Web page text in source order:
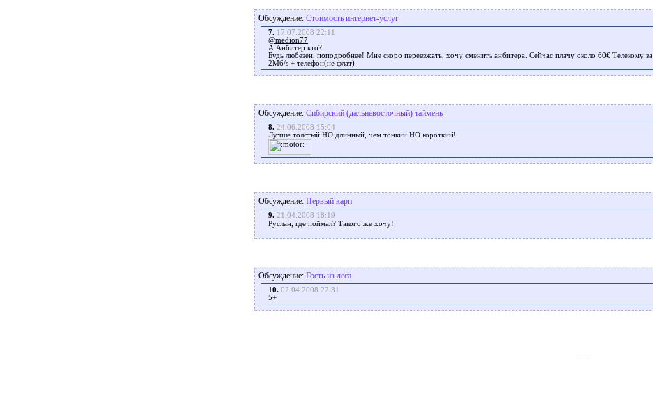
Обсуждение: Стоимость интернет-услуг
7. 17.07.2008 22:11
@medion77
А Анбитер кто?
Будь любезен, поподробнее! Мне скоро переезжать, хочу сменить анбитера. Сейчас плачу около 60€ Телекому за
2Мб/s + телефон(не флат)
Обсуждение: Сибирский (дальневосточный) таймень
8. 24.06.2008 15:04
Лучше толстый НО длинный, чем тонкий НО короткий!
Обсуждение: Первый карп
9. 21.04.2008 18:19
Руслан, где поймал? Такого же хочу!
Обсуждение: Гость из леса
10. 02.04.2008 22:31
5+
----